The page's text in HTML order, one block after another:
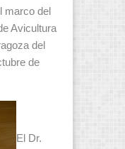
marco del
Avicultura
del
de
El Dr.